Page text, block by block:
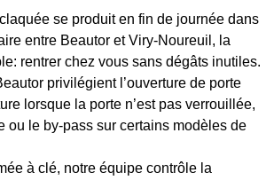
se produit en fin de journée dans
entre Beautor et Viry-Noureuil, la
rentrer chez vous sans dégâts inutiles.
privilégient l’ouverture de porte
lorsque la porte n’est pas verrouillée,
ou le by-pass sur certains modèles de
à clé, notre équipe contrôle la